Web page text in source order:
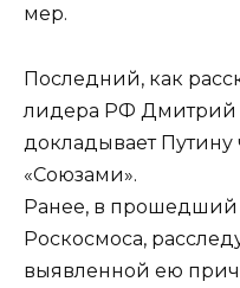
мер.
Последний, как
лидера РФ Дмитрий
докладывает Путину
«Союзами».
Ранее, в прошедший
Роскосмоса,
выявленной ею